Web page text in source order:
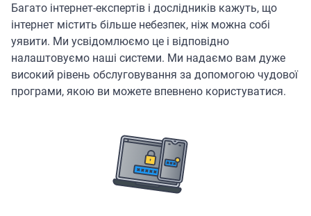
Багато інтернет-експертів і дослідників кажуть, що
інтернет містить більше небезпек, ніж можна собі
уявити. Ми усвідомлюємо це і відповідно
налаштовуємо наші системи. Ми надаємо вам дуже
високий рівень обслуговування за допомогою чудової
програми, якою ви можете впевнено користуватися.